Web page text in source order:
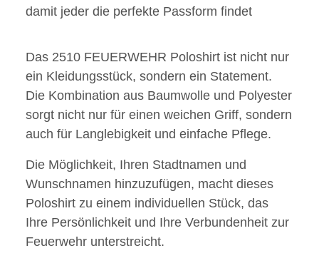
damit jeder die perfekte Passform findet
Das 2510 FEUERWEHR Poloshirt ist nicht nur
ein Kleidungsstück, sondern ein Statement.
Die Kombination aus Baumwolle und Polyester
sorgt nicht nur für einen weichen Griff, sondern
auch für Langlebigkeit und einfache Pflege.
Die Möglichkeit, Ihren Stadtnamen und
Wunschnamen hinzuzufügen, macht dieses
Poloshirt zu einem individuellen Stück, das
Ihre Persönlichkeit und Ihre Verbundenheit zur
Feuerwehr unterstreicht.